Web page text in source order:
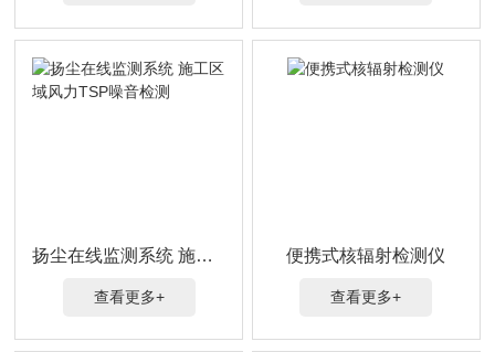
扬尘在线监测系统 施工区域风力TSP噪音检测
查看更多+
便携式核辐射检测仪
查看更多+